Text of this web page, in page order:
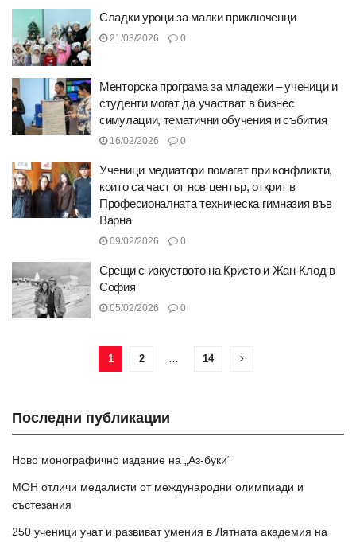
Сладки уроци за малки приключенци
21/03/2026 0
Менторска програма за младежи – ученици и
студенти могат да участват в бизнес
симулации, тематични обучения и събития
16/02/2026 0
Ученици медиатори помагат при конфликти,
които са част от нов център, открит в
Професионалната техническа гимназия във
Варна
09/02/2026 0
Срещи с изкуството на Кристо и Жан-Клод в
София
05/02/2026 0
1 2 … 14
Последни публикации
Ново монографично издание на „Аз-буки“
МОН отличи медалисти от международни олимпиади и
състезания
250 ученици учат и развиват умения в Лятната академия на